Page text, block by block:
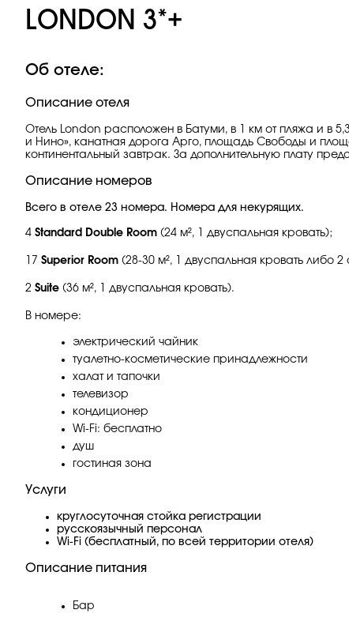
LONDON 3*+
Об отеле:
Описание отеля
Отель London расположен в Батуми, в 1 км от пляжа и в
и Нино», канатная дорога Арго, площадь Свободы и
континентальный завтрак. За дополнительную плату
Описание номеров
Всего в отеле 23 номера. Номера для некурящих.
4 Standard Double Room (24 м², 1 двуспальная кровать);
17 Superior Room (28-30 м², 1 двуспальная кровать либо
2 Suite (36 м², 1 двуспальная кровать).
В номере:
электрический чайник
туалетно-косметические принадлежности
халат и тапочки
телевизор
кондиционер
Wi-Fi: бесплатно
душ
гостиная зона
Услуги
круглосуточная стойка регистрации
русскоязычный персонал
Wi-Fi (бесплатный, по всей территории отеля)
Описание питания
Бар